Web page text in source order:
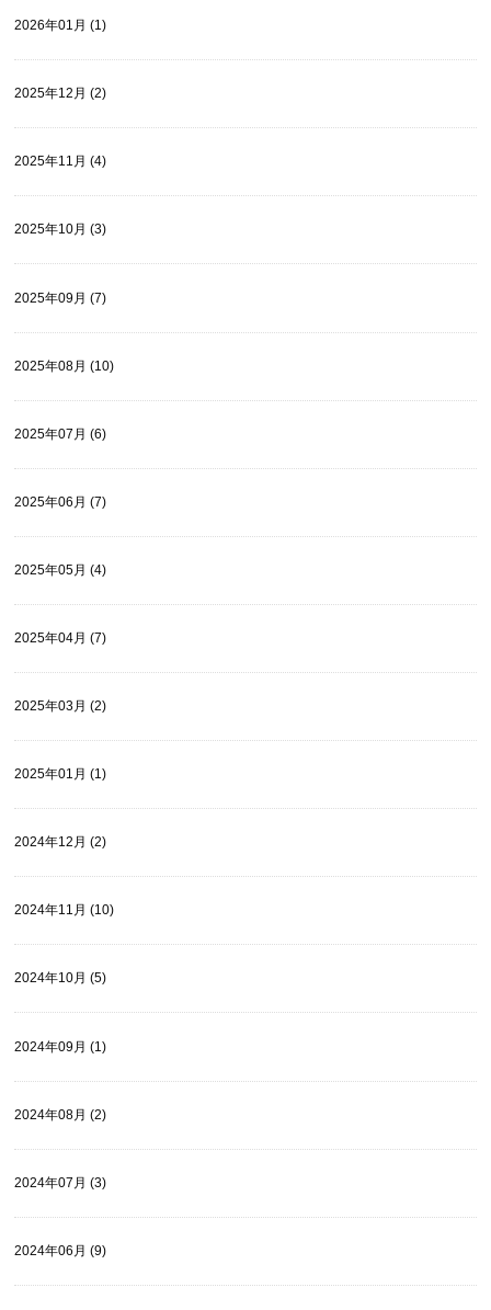
2026年01月 (1)
2025年12月 (2)
2025年11月 (4)
2025年10月 (3)
2025年09月 (7)
2025年08月 (10)
2025年07月 (6)
2025年06月 (7)
2025年05月 (4)
2025年04月 (7)
2025年03月 (2)
2025年01月 (1)
2024年12月 (2)
2024年11月 (10)
2024年10月 (5)
2024年09月 (1)
2024年08月 (2)
2024年07月 (3)
2024年06月 (9)